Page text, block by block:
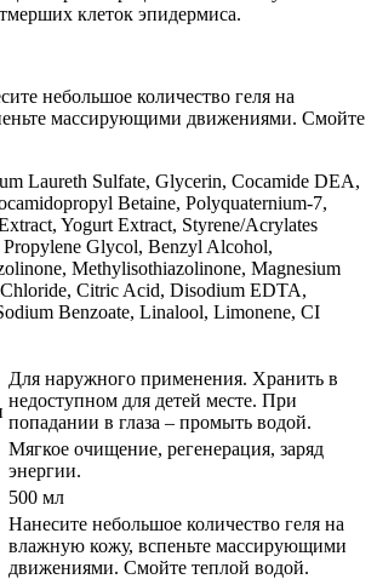
клеток эпидермиса.
небольшое количество геля на
массирующими движениями. Смойте
Laureth Sulfate, Glycerin, Cocamide DEA,
Betaine, Polyquaternium-7,
Yogurt Extract, Styrene/Acrylates
Glycol, Benzyl Alcohol,
Methylisothiazolinone, Magnesium
Citric Acid, Disodium EDTA,
Benzoate, Linalool, Limonene, CI
Для наружного применения. Хранить в
недоступном для детей месте. При
попадании в глаза – промыть водой.
Мягкое очищение, регенерация, заряд
энергии.
500 мл
Нанесите небольшое количество геля на
влажную кожу, вспеньте массирующими
движениями. Смойте теплой водой.